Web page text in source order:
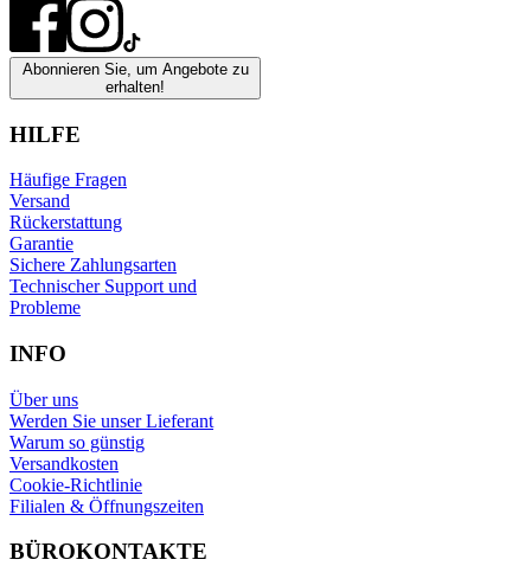
Abonnieren Sie, um Angebote zu
erhalten!
HILFE
Häufige Fragen
Versand
Rückerstattung
Garantie
Sichere Zahlungsarten
Technischer Support und
Probleme
INFO
Über uns
Werden Sie unser Lieferant
Warum so günstig
Versandkosten
Cookie-Richtlinie
Filialen & Öffnungszeiten
BÜROKONTAKTE